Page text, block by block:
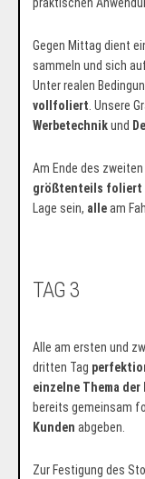
Gegen Mittag dient
sammeln und sich
Unter realen
vollfoliert . Unsere
Werbetechnikund
Am Ende des
größtenteils foliert
Lage sein, alleam
TAG 3
Alle am ersten und
dritten Tag
einzelne Thema
bereits gemeinsam
Kunden abgeben.
Zur Festigung des